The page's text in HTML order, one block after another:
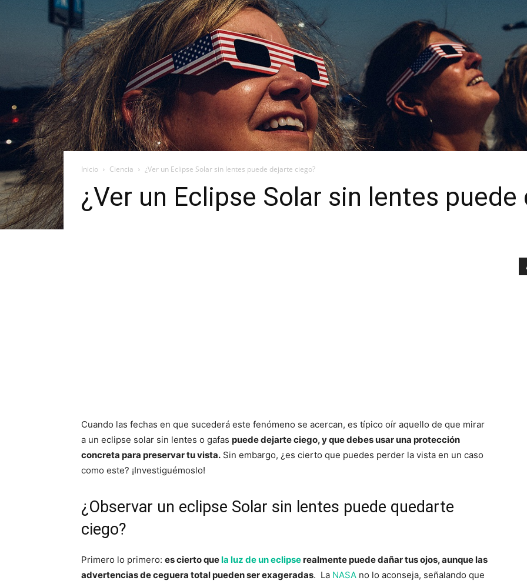
Inicio Ciencia ¿Ver un Eclipse Solar sin lentes puede dejarte ciego?
¿Ver un Eclipse Solar sin lentes
Cuando las fechas en que sucederá este fenómeno se acercan, es típico oír aquello de que mirar
a un eclipse solar sin lentes o gafas puede dejarte ciego, y que debes usar una protección
concreta para preservar tu vista. Sin embargo, ¿es cierto que puedes perder la vista en un caso
como este? ¡Investiguémoslo!
¿Observar un eclipse Solar sin lentes puede quedarte
ciego?
Primero lo primero: es cierto quela luz de un eclipserealmente puede dañar tus ojos, aunque las
advertencias de ceguera total pueden ser exageradas. La NASA no lo aconseja, señalando que